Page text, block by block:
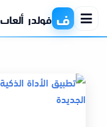
ف فولدر ألعاب
الرئيسية